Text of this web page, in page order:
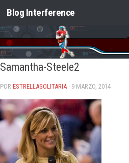
Saltar al contenido
Blog Interference
Samantha-Steele2
POR ESTRELLASOLITARIA · 9 MARZO, 2014